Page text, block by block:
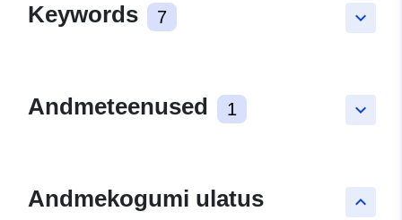
keyboard_arrow_down
Keywords 7
keyboard_arrow_down
Andmeteenused 1
keyboard_arrow_up
Andmekogumi ulatus